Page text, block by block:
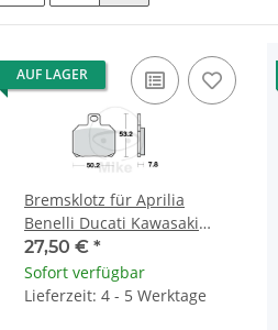
AUF LAGER
Bremsklotz für Aprilia
Benelli Ducati Kawasaki
KTM Moto Guzzi Piaggio
27,50 € *
Sofort verfügbar
Lieferzeit: 4 - 5 Werktage